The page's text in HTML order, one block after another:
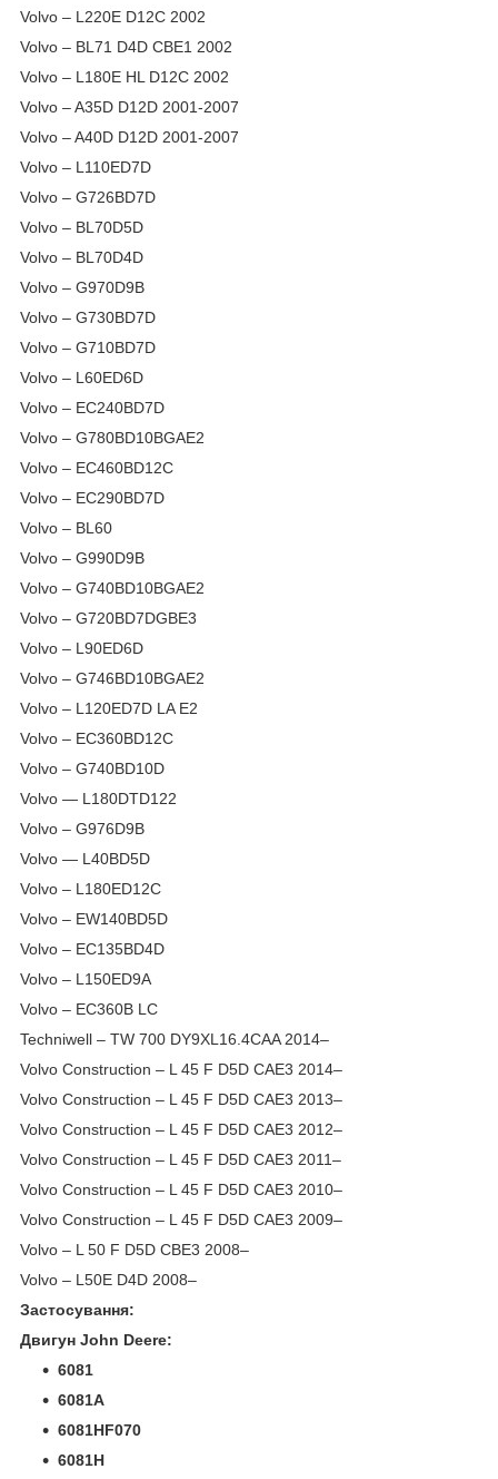
Volvo – L220E D12C 2002
Volvo – BL71 D4D CBE1 2002
Volvo – L180E HL D12C 2002
Volvo – A35D D12D 2001-2007
Volvo – A40D D12D 2001-2007
Volvo – L110ED7D
Volvo – G726BD7D
Volvo – BL70D5D
Volvo – BL70D4D
Volvo – G970D9B
Volvo – G730BD7D
Volvo – G710BD7D
Volvo – L60ED6D
Volvo – EC240BD7D
Volvo – G780BD10BGAE2
Volvo – EC460BD12C
Volvo – EC290BD7D
Volvo – BL60
Volvo – G990D9B
Volvo – G740BD10BGAE2
Volvo – G720BD7DGBE3
Volvo – L90ED6D
Volvo – G746BD10BGAE2
Volvo – L120ED7D LA E2
Volvo – EC360BD12C
Volvo – G740BD10D
Volvo — L180DTD122
Volvo – G976D9B
Volvo — L40BD5D
Volvo – L180ED12C
Volvo – EW140BD5D
Volvo – EC135BD4D
Volvo – L150ED9A
Volvo – EC360B LC
Techniwell – TW 700 DY9XL16.4CAA 2014–
Volvo Construction – L 45 F D5D CAE3 2014–
Volvo Construction – L 45 F D5D CAE3 2013–
Volvo Construction – L 45 F D5D CAE3 2012–
Volvo Construction – L 45 F D5D CAE3 2011–
Volvo Construction – L 45 F D5D CAE3 2010–
Volvo Construction – L 45 F D5D CAE3 2009–
Volvo – L 50 F D5D CBE3 2008–
Volvo – L50E D4D 2008–
Застосування:
Двигун John Deere:
6081
6081A
6081HF070
6081Н